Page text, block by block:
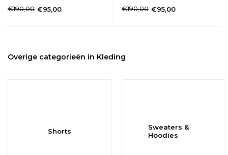
€190,00 €95,00 €190,00 €95,00
Overige categorieën in Kleding
Shorts
Sweaters &
Hoodies